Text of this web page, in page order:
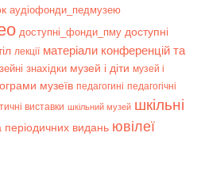
аудіофонди_педмузею
доступні_фонди_пму доступні
лекції матеріали конференцій та
знахідки музей і діти музей і
музеїв педагогині педагогічні
виставки шкільний музей шкільні
періодичних видань ювілеї